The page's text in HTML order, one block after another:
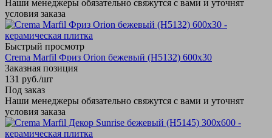
Наши менеджеры обязательно свяжутся с вами и уточнят
условия заказа
Быстрый просмотр
Crema Marfil Фриз Orion бежевый (Н5132) 600х30
Заказная позиция
131 руб./шт
Под заказ
Наши менеджеры обязательно свяжутся с вами и уточнят
условия заказа